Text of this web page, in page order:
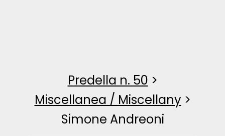
Predella n. 50 >
Miscellanea / Miscellany >
Simone Andreoni